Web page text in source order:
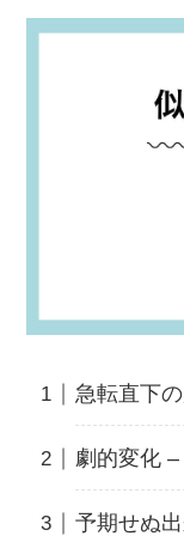
急転直下
劇的変化 –
予期せぬ